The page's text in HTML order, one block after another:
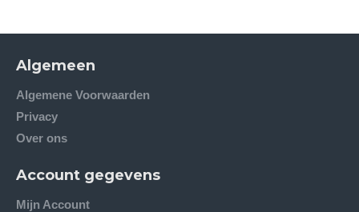
Algemeen
Algemene Voorwaarden
Privacy
Over ons
Account gegevens
Mijn Account